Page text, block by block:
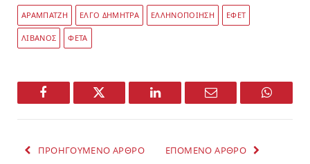
ΑΡΑΜΠΑΤΖΗ ΕΛΓΟ ΔΗΜΗΤΡΑ ΕΛΛΗΝΟΠΟΙΗΣΗ ΕΦΕΤ
ΛΙΒΑΝΟΣ ΦΕΤΑ
Facebook Twitter LinkedIn Email
ΠΡΟΗΓΟΥΜΕΝΟ ΑΡΘΡΟ ΕΠΟΜΕΝΟ ΑΡΘΡΟ